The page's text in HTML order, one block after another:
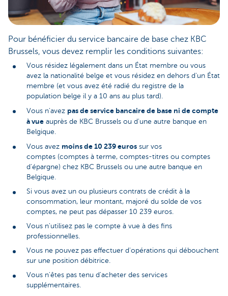
Pour bénéficier du service bancaire de base chez KBC
Brussels, vous devez remplir les conditions suivantes:
Vous résidez légalement dans un État membre ou vous
avez la nationalité belge et vous résidez en dehors d'un État
membre (et vous avez été radié du registre de la
population belge il y a 10 ans au plus tard).
Vous n'avez pas de service bancaire de base ni de compte
à vue auprès de KBC Brussels ou d'une autre banque en
Belgique.
Vous avez moins de 10 239 euros sur vos
comptes (comptes à terme, comptes-titres ou comptes
d'épargne) chez KBC Brussels ou une autre banque en
Belgique.
Si vous avez un ou plusieurs contrats de crédit à la
consommation, leur montant, majoré du solde de vos
comptes, ne peut pas dépasser 10 239 euros.
Vous n'utilisez pas le compte à vue à des fins
professionnelles.
Vous ne pouvez pas effectuer d'opérations qui débouchent
sur une position débitrice.
Vous n'êtes pas tenu d'acheter des services
supplémentaires.